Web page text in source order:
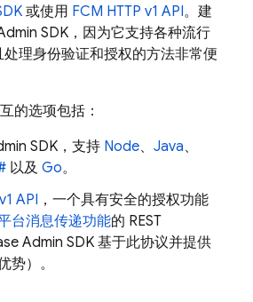
或使用 FCM HTTP v1 API。建
SDK ，因为它支持各种流行
理身份验证和授权的方法非常便
的选项包括：
SDK ，支持 Node、 Java、
以及 Go。
API ，一个具有安全的授权功能
台消息传递功能的 REST
Admin SDK 基于此协议并提供
势）。